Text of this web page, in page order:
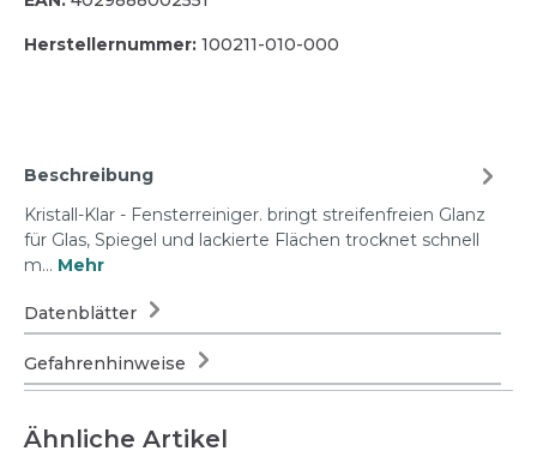
Herstellernummer: 100211-010-000
Beschreibung
Kristall-Klar - Fensterreiniger. bringt streifenfreien Glanz
für Glas, Spiegel und lackierte Flächen trocknet schnell
m… Mehr
Datenblätter
Gefahrenhinweise
Ähnliche Artikel